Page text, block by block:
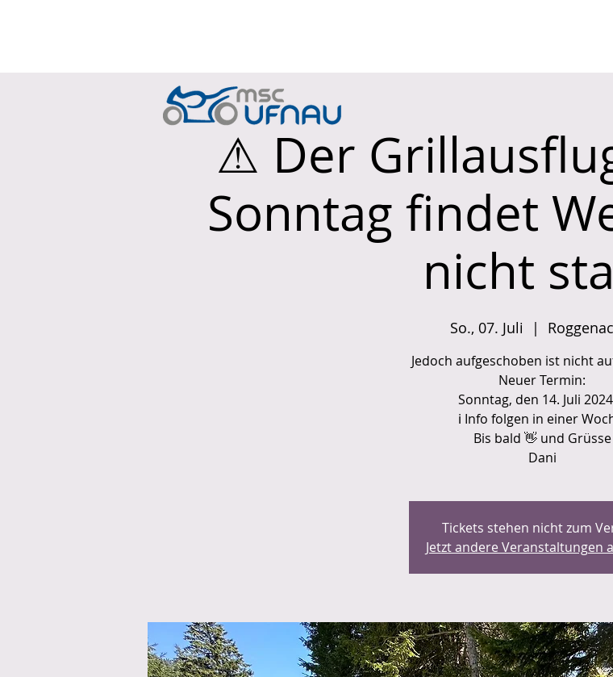
⚠ Der
Sonntag findet
nicht
So., 07. Juli
  |
Jedoch aufgeschoben ist nicht
Neuer Termin:
Sonntag, den 14. Juli
ℹ Info folgen in einer
Bis bald 👋 und Grüsse
Dani
Tickets stehen nicht zum
Jetzt andere Veranstaltungen